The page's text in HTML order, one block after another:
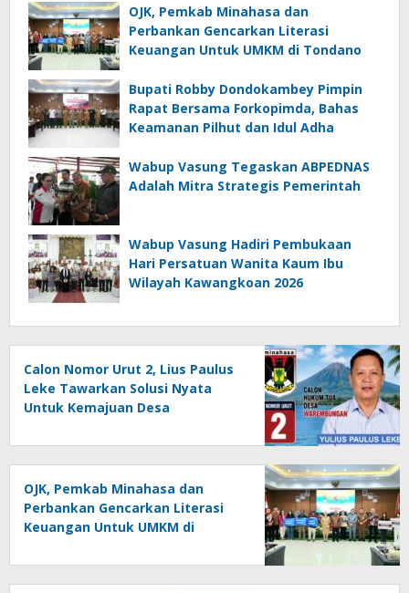
OJK, Pemkab Minahasa dan
Perbankan Gencarkan Literasi
Keuangan Untuk UMKM di Tondano
Bupati Robby Dondokambey Pimpin
Rapat Bersama Forkopimda, Bahas
Keamanan Pilhut dan Idul Adha
Wabup Vasung Tegaskan ABPEDNAS
Adalah Mitra Strategis Pemerintah
Wabup Vasung Hadiri Pembukaan
Hari Persatuan Wanita Kaum Ibu
Wilayah Kawangkoan 2026
Calon Nomor Urut 2, Lius Paulus
Leke Tawarkan Solusi Nyata
Untuk Kemajuan Desa
OJK, Pemkab Minahasa dan
Perbankan Gencarkan Literasi
Keuangan Untuk UMKM di